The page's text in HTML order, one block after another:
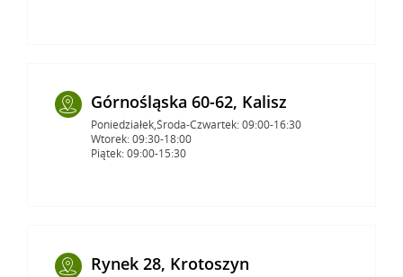
Górnośląska 60-62, Kalisz
Poniedziałek,Środa-Czwartek: 09:00-16:30
Wtorek: 09:30-18:00
Piątek: 09:00-15:30
Rynek 28, Krotoszyn